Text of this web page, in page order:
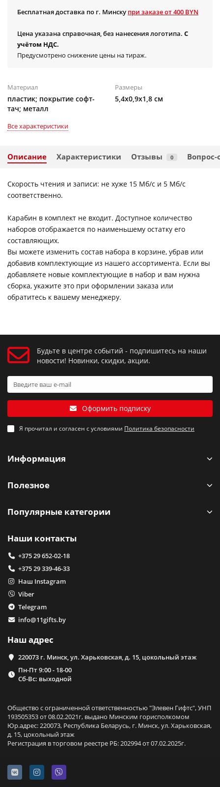
Бесплатная доставка по г. Минску при заказе от 400 BYN
Цена указана справочная, без нанесения логотипа. С
учётом НДС.
Предусмотрено снижение цены на тираж.
Материал
пластик; покрытие софт-
тач; металл
Размеры
5,4х0,9х1,8 см
Все характеристики
Описание Характеристики Отзывы 0 Вопрос-
Скорость чтения и записи: не хуже 15 Мб/c и 5 Мб/с
соответственно.
Карабин в комплект не входит. Доступное количество
наборов отображается по наименьшему остатку его
составляющих.
Вы можете изменить состав набора в корзине, убрав или
добавив комплектующие из нашего ассортимента. Если вы
добавляете новые комплектующие в набор и вам нужна
сборка, укажите это при оформлении заказа или
обратитесь к вашему менеджеру.
Будьте в центре событий - подпишитесь на наши
новости! Новинки, скидки, акции.
Оформить подписку
Я прочитал и согласен с условиями Политика безопасности
Информация
Полезное
Популярные категории
Наши контакты
+375 29 652-02-18
+375 29 339-46-33
Наш Instagram
Viber
Telegram
info@11gifts.by
Наш адрес
220073 г. Минск, ул. Харьковская, д. 15, цокольный этаж
Пн-Пт 9:00 - 18-00
Сб-Вс: выходной
Общество с ограниченной ответственностью "Элевен Гифтс", УНП
193505353 от 08.02.2021г, выдано Минским горисполкомом
Юр.адрес: 220073, Республика Беларусь, г. Минск, ул. Харьковская,
д. 15, цокольный этаж
Регистрация в торговом реестре РБ: 202994 от 07.02.2025г.